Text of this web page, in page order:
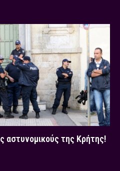
αστυνομικούς της Κρήτης!